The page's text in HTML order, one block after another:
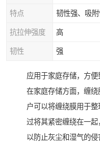
特点 韧性强、吸
抗拉伸强度 高
韧性 强
应用于家庭存储，方
在家庭存储方面，缠
户可以将缠绕膜用于
过将其紧密缠绕在一起
以防止灰尘和湿气的